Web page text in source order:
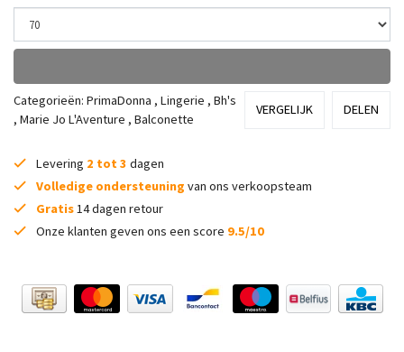
Categorieën: PrimaDonna , Lingerie , Bh's
, Marie Jo L'Aventure , Balconette
VERGELIJK DELEN
Levering 2 tot 3 dagen
Volledige ondersteuning van ons verkoopsteam
Gratis14 dagen retour
Onze klanten geven ons een score 9.5/10